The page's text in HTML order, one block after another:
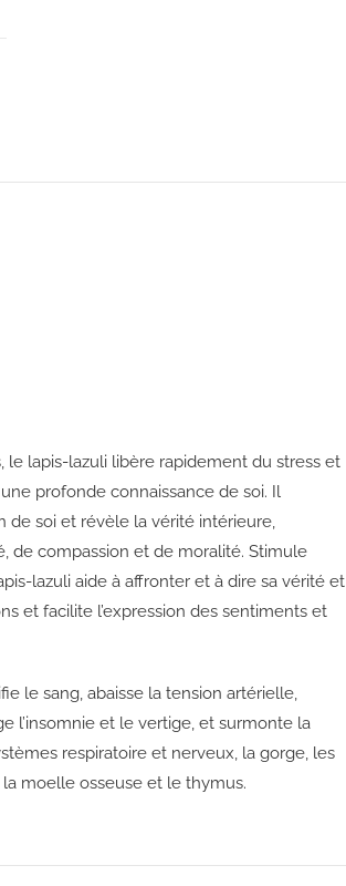
lapis-lazuli libère rapidement du stress et
profonde connaissance de soi. Il
de soi et révèle la vérité intérieure,
de compassion et de moralité. Stimule
lazuli aide à affronter et à dire sa vérité et
et facilite l’expression des sentiments et
le sang, abaisse la tension artérielle,
l’insomnie et le vertige, et surmonte la
respiratoire et nerveux, la gorge, les
moelle osseuse et le thymus.